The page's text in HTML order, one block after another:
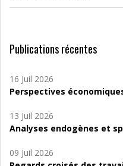
Publications récentes
16 Juil 2026
Perspectives
13 Juil 2026
Analyses endogènes et
09 Juil 2026